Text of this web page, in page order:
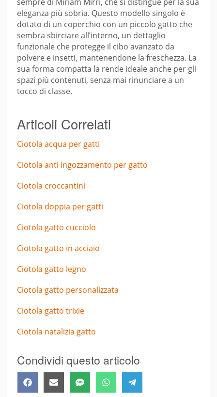
eleganza più sobria. Questo modello singolo è
dotato di un coperchio con un piccolo gatto che
sembra sbirciare all’interno, un dettaglio
funzionale che protegge il cibo avanzato da
polvere e insetti, mantenendone la freschezza. La
sua forma compatta la rende ideale anche per gli
spazi più contenuti, senza mai rinunciare a un
tocco di classe.
Articoli Correlati
Ciotola acqua per gatti
Ciotola anti ingozzamento per gatto
Ciotola croccantini
Ciotola doppia per gatti
Ciotola gatto cucciolo
Ciotola gatto in acciaio
Ciotola gatto legno
Ciotola gatto personalizzata
Ciotola gatto trixie
Ciotola natalizia gatto
Condividi questo articolo
Share
on
FacebookShare
on
Email Share
on
SMS Share
on
WhatsAppShare
on